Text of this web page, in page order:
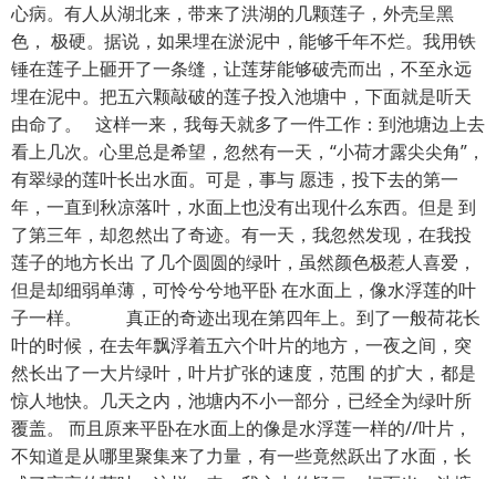
心病。有人从湖北来，带来了洪湖的几颗莲子，外壳呈黑
色， 极硬。据说，如果埋在淤泥中，能够千年不烂。我用铁
锤在莲子上砸开了一条缝，让莲芽能够破壳而出，不至永远
埋在泥中。把五六颗敲破的莲子投入池塘中，下面就是听天
由命了。 这样一来，我每天就多了一件工作：到池塘边上去
看上几次。心里总是希望，忽然有一天，“小荷才露尖尖角”，
有翠绿的莲叶长出水面。可是，事与 愿违，投下去的第一
年，一直到秋凉落叶，水面上也没有出现什么东西。但是 到
了第三年，却忽然出了奇迹。有一天，我忽然发现，在我投
莲子的地方长出 了几个圆圆的绿叶，虽然颜色极惹人喜爱，
但是却细弱单薄，可怜兮兮地平卧 在水面上，像水浮莲的叶
子一样。 真正的奇迹出现在第四年上。到了一般荷花长
叶的时候，在去年飘浮着五六个叶片的地方，一夜之间，突
然长出了一大片绿叶，叶片扩张的速度，范围 的扩大，都是
惊人地快。几天之内，池塘内不小一部分，已经全为绿叶所
覆盖。 而且原来平卧在水面上的像是水浮莲一样的//叶片，
不知道是从哪里聚集来了力量，有一些竟然跃出了水面，长